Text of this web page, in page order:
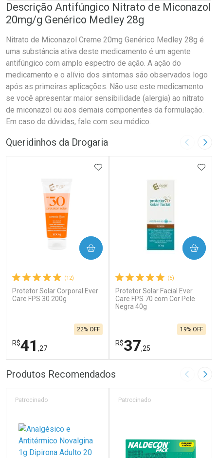
Descrição Antifúngico Nitrato de Miconazol
20mg/g Genérico Medley 28g
Nitrato de Miconazol Creme 20mg Genérico Medley 28g é
uma substância ativa deste medicamento é um agente
antifúngico com amplo espectro de ação. A ação do
medicamento e o alívio dos sintomas são observados logo
após as primeiras aplicações. Não use este medicamento
se você apresentar maior sensibilidade (alergia) ao nitrato
de miconazol ou aos demais componentes da formulação.
Em caso de dúvidas, fale com seu médico.
Queridinhos da Drogaria Imagem
(12)
Protetor Solar Corporal Ever
Care FPS 30 200g
R$41 ,27
22% OFF
ADICIONAR AOS FAVORITOS
COMPRAR
FECHAR
Laboratório
FECHAR
Por Menos
(5)
Protetor Solar Facial Ever
Care FPS 70 com Cor Pele
Negra 40g
R$37,25
19% OFF
COMPRAR
Laboratório
Por Menos
Produtos Recomendados Imagem
Patrocinado Patrocinado